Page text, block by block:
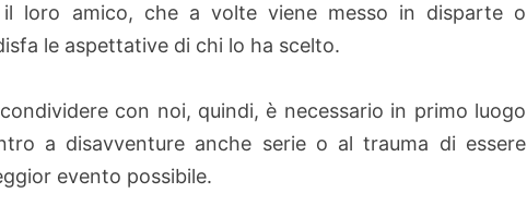
loro amico, che a volte viene messo in disparte o
le aspettative di chi lo ha scelto.
con noi, quindi, è necessario in primo luogo
a disavventure anche serie o al trauma di essere
evento possibile.